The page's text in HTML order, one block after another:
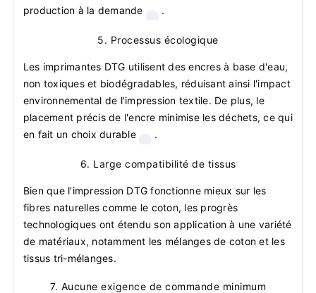
production à la demande
.
5. Processus écologique
Les imprimantes DTG utilisent des encres à base d'eau,
non toxiques et biodégradables, réduisant ainsi l'impact
environnemental de l'impression textile. De plus, le
placement précis de l'encre minimise les déchets, ce qui
en fait un choix durable
.
6. Large compatibilité de tissus
Bien que l’impression DTG fonctionne mieux sur les
fibres naturelles comme le coton, les progrès
technologiques ont étendu son application à une variété
de matériaux, notamment les mélanges de coton et les
tissus tri-mélanges.
7. Aucune exigence de commande minimum